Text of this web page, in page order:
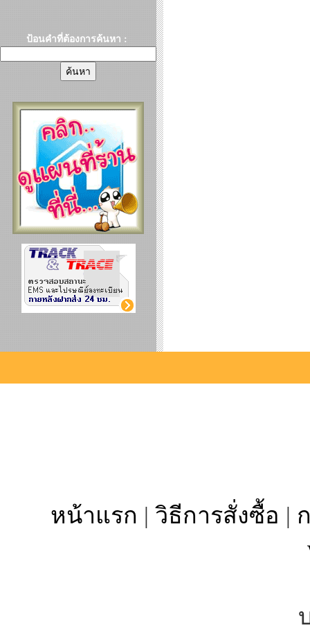
ป้อนคำที่ต้องการค้นหา :
หน้าแรก | วิธีการสั่งซื้อ |